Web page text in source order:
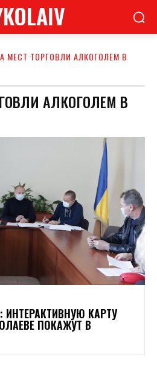
МЕСТ ТОРГОВЛИ АЛКОГОЛЕМ В
АЛКОГОЛЕМ В
ИНТЕРАКТИВНУЮ КАРТУ
ПОКАЖУТ В